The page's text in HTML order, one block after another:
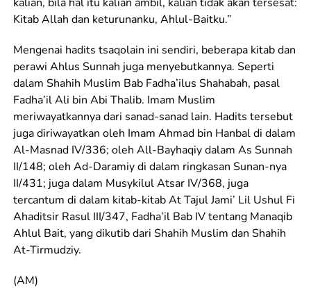
Kitab Allah dan keturunanku, Ahlul-Baitku.”
Mengenai hadits tsaqolain ini sendiri, beberapa kitab dan
perawi Ahlus Sunnah juga menyebutkannya. Seperti
dalam Shahih Muslim Bab Fadha’ilus Shahabah, pasal
Fadha’il Ali bin Abi Thalib. Imam Muslim
meriwayatkannya dari sanad-sanad lain. Hadits tersebut
juga diriwayatkan oleh Imam Ahmad bin Hanbal di dalam
Al-Masnad IV/336; oleh All-Bayhaqiy dalam As Sunnah
II/148; oleh Ad-Daramiy di dalam ringkasan Sunan-nya
II/431; juga dalam Musykilul Atsar IV/368, juga
tercantum di dalam kitab-kitab At Tajul Jami’ Lil Ushul Fi
Ahaditsir Rasul III/347, Fadha’il Bab IV tentang Manaqib
Ahlul Bait, yang dikutib dari Shahih Muslim dan Shahih
At-Tirmudziy.
(AM)